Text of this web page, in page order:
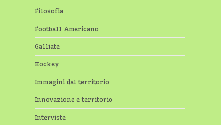
Filosofia
Football Americano
Galliate
Hockey
Immagini dal territorio
Innovazione e territorio
Interviste